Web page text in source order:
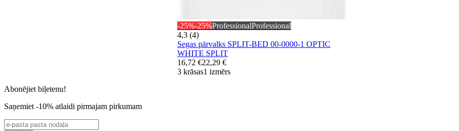
-25%-25%ProfessionalProfessional
4,3 (4)
Segas pārvalks SPLIT-BED 00-0000-1 OPTIC
WHITE SPLIT
16,72 €22,29 €
3 krāsas1 izmērs
Abonējiet biļetenu!
Saņemiet -10% atlaidi pirmajam pirkumam